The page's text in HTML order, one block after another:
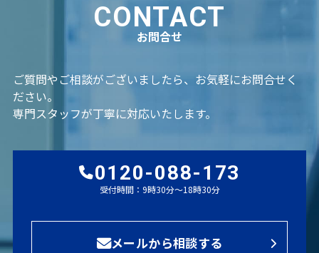
CONTACT
お問合せ
ご質問やご相談がございましたら、お気軽にお問合せく
ださい。
専門スタッフが丁寧に対応いたします。
0120-088-173
受付時間：9時30分～18時30分
メールから相談する